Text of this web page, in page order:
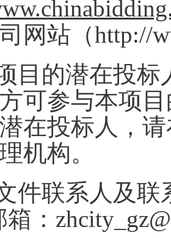
网站（http://
目的潜在投
可参与本项
在投标人，
机构。
件联系人及
箱：